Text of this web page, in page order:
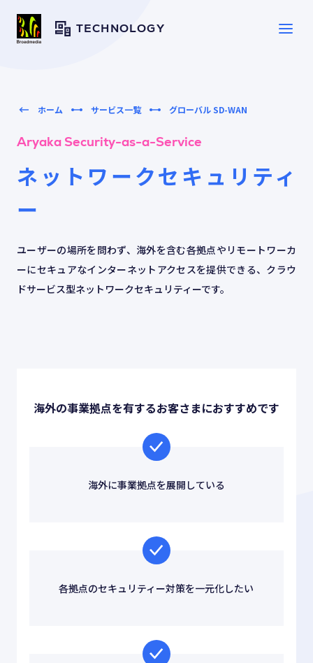
TECHNOLOGY
サービス一覧
SOLUTION
TOPICS
トピックス
資料請求・お問い合わせ
ホーム サービス一覧 グローバル SD-WAN
Aryaka Security-as-a-Service
ネットワークセキュリティ
ー
ユーザーの場所を問わず、海外を含む各拠点やリモートワーカ
ーにセキュアなインターネットアクセスを提供できる、クラウ
ドサービス型ネットワークセキュリティーです。
海外の事業拠点を有するお客さまにおすすめです
海外に事業拠点を展開している
各拠点のセキュリティー対策を一元化したい